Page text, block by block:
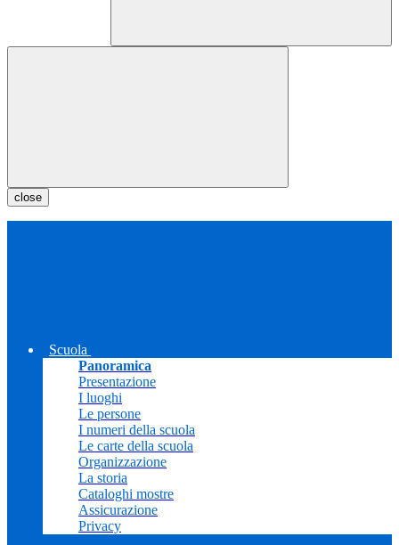
close
Scuola
Panoramica
Presentazione
I luoghi
Le persone
I numeri della scuola
Le carte della scuola
Organizzazione
La storia
Cataloghi mostre
Assicurazione
Privacy